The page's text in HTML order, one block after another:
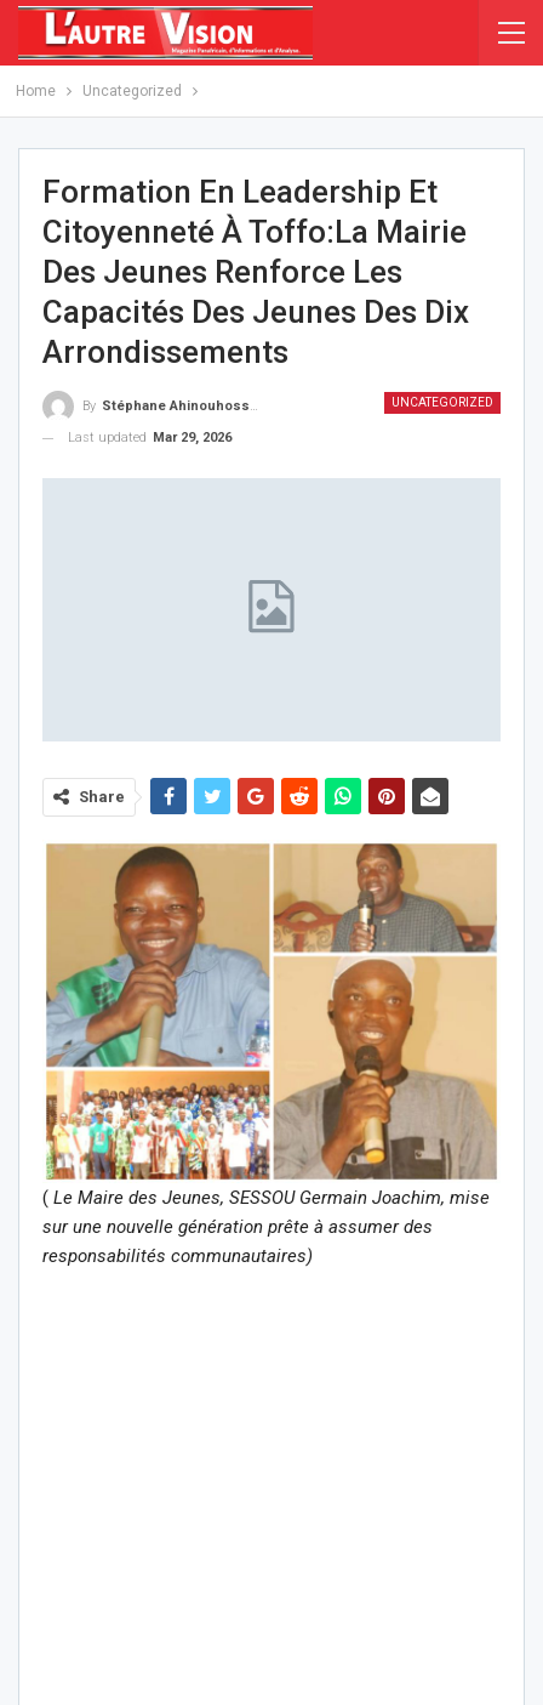
Home Uncategorized
Formation En Leadership Et
Citoyenneté À Toffo:La Mairie
Des Jeunes Renforce Les
Capacités Des Jeunes Des Dix
Arrondissements
UNCATEGORIZED
By Stéphane Ahinouhossou
Last updated
Mar 29, 2026
Share
( Le Maire des Jeunes, SESSOU Germain Joachim, mise
sur une nouvelle génération prête à assumer des
responsabilités communautaires)